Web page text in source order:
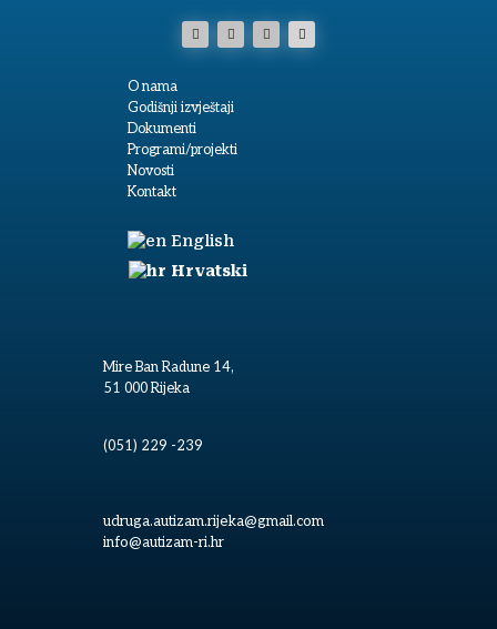
O nama
Godišnji izvještaji
Dokumenti
Programi/projekti
Novosti
Kontakt
English
Hrvatski
Mire Ban Radune 14,
51 000 Rijeka
(051) 229 -239
udruga.autizam.rijeka@gmail.com
info@autizam-ri.hr